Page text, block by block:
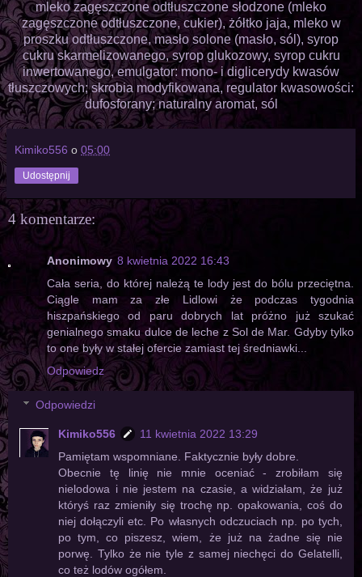
mleko zagęszczone odtłuszczone słodzone (mleko
zagęszczone odtłuszczone, cukier), żółtko jaja, mleko w
proszku odtłuszczone, masło solone (masło, sól), syrop
cukru skarmelizowanego, syrop glukozowy, syrop cukru
inwertowanego, emulgator: mono- i diglicerydy kwasów
tłuszczowych; skrobia modyfikowana, regulator kwasowości:
dufosforany; naturalny aromat, sól
Kimiko556 o 05:00
Udostępnij
4 komentarze:
Anonimowy 8 kwietnia 2022 16:43
Cała seria, do której należą te lody jest do bólu przeciętna.
Ciągle mam za złe Lidlowi że podczas tygodnia
hiszpańskiego od paru dobrych lat próżno już szukać
genialnego smaku dulce de leche z Sol de Mar. Gdyby tylko
to one były w stałej ofercie zamiast tej średniawki...
Odpowiedz
Odpowiedzi
Kimiko556
11 kwietnia 2022 13:29
Pamiętam wspomniane. Faktycznie były dobre.
Obecnie tę linię nie mnie oceniać - zrobiłam się
nielodowa i nie jestem na czasie, a widziałam, że już
któryś raz zmieniły się trochę np. opakowania, coś do
niej dołączyli etc. Po własnych odczuciach np. po tych,
po tym, co piszesz, wiem, że już na żadne się nie
porwę. Tylko że nie tyle z samej niechęci do Gelatelli,
co też lodów ogółem.